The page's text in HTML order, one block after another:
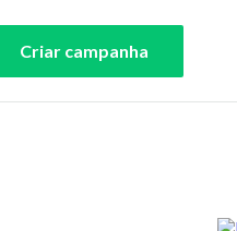
Criar campanha